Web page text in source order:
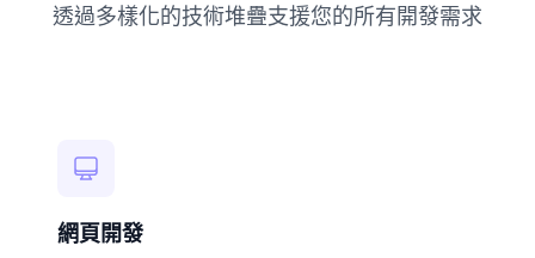
透過多樣化的技術堆疊支援您的所有開發需求
網頁開發